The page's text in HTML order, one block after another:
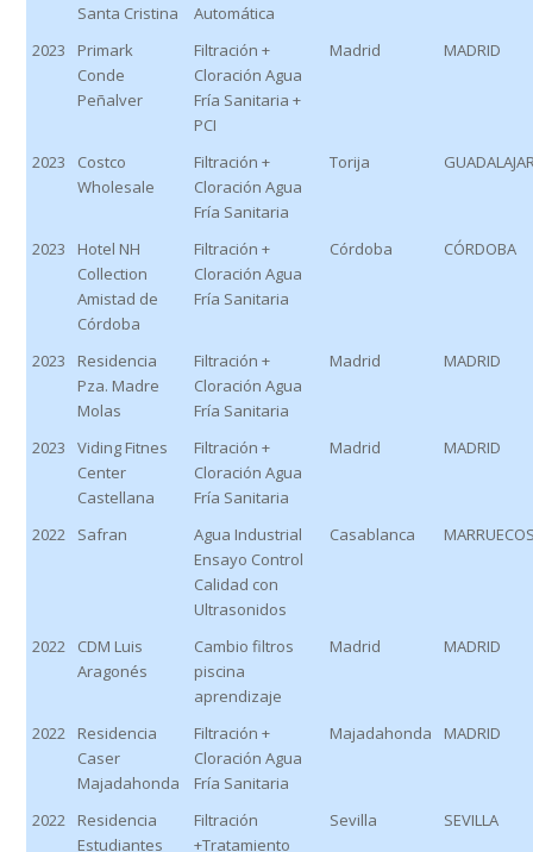
Santa Cristina
Automática
2023
Primark
Conde
Peñalver
Filtración +
Cloración Agua
Fría Sanitaria +
PCI
Madrid MADRID
2023
Costco
Wholesale
Filtración +
Cloración Agua
Fría Sanitaria
Torija
2023
Hotel NH
Collection
Amistad de
Córdoba
Filtración +
Cloración Agua
Fría Sanitaria
Córdoba CÓRDOBA
2023
Residencia
Pza. Madre
Molas
Filtración +
Cloración Agua
Fría Sanitaria
Madrid MADRID
2023
Viding Fitnes
Center
Castellana
Filtración +
Cloración Agua
Fría Sanitaria
Madrid MADRID
2022 Safran
Agua Industrial
Ensayo Control
Calidad con
Ultrasonidos
Casablanca
2022
CDM Luis
Aragonés
Cambio filtros
piscina
aprendizaje
Madrid MADRID
2022
Residencia
Caser
Majadahonda
Filtración +
Cloración Agua
Fría Sanitaria
Majadahonda MADRID
2022
Residencia
Estudiantes
Filtración
+Tratamiento
Sevilla SEVILLA